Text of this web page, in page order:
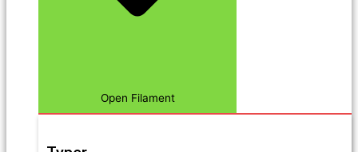
Open Filament